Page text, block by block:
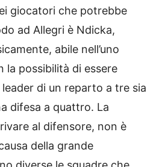
giocatori che potrebbe
ad Allegri è Ndicka,
abile nell’uno
la possibilità di essere
di un reparto a tre sia
difesa a quattro. La
al difensore, non è
della grande